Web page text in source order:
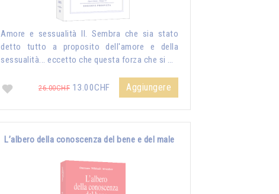
Amore e sessualità II. Sembra che sia stato
detto tutto a proposito dell'amore e della
sessualità... eccetto che questa forza che si …
26.00CHF 13.00CHF Aggiungere
L’albero della conoscenza del bene e del male